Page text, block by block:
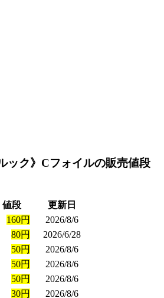
ック》Cフォイルの販売値段
値段
更新日
160円
2026/8/6
80円
2026/6/28
50円
2026/8/6
50円
2026/8/6
50円
2026/8/6
30円 2026/8/6